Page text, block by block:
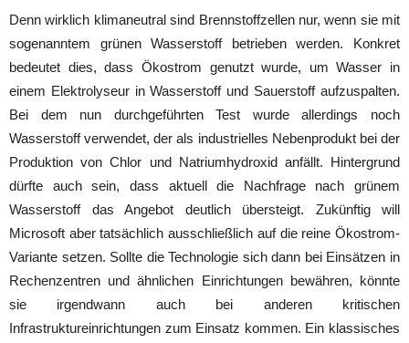
Denn wirklich klimaneutral sind Brennstoffzellen nur, wenn sie mit
sogenanntem grünen Wasserstoff betrieben werden. Konkret
bedeutet dies, dass Ökostrom genutzt wurde, um Wasser in
einem Elektrolyseur in Wasserstoff und Sauerstoff aufzuspalten.
Bei dem nun durchgeführten Test wurde allerdings noch
Wasserstoff verwendet, der als industrielles Nebenprodukt bei der
Produktion von Chlor und Natriumhydroxid anfällt. Hintergrund
dürfte auch sein, dass aktuell die Nachfrage nach grünem
Wasserstoff das Angebot deutlich übersteigt. Zukünftig will
Microsoft aber tatsächlich ausschließlich auf die reine Ökostrom-
Variante setzen. Sollte die Technologie sich dann bei Einsätzen in
Rechenzentren und ähnlichen Einrichtungen bewähren, könnte
sie irgendwann auch bei anderen kritischen
Infrastruktureinrichtungen zum Einsatz kommen. Ein klassisches